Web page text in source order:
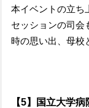
本イベントの立ち
セッションの司会
時の思い出、母校
【5】国立大学